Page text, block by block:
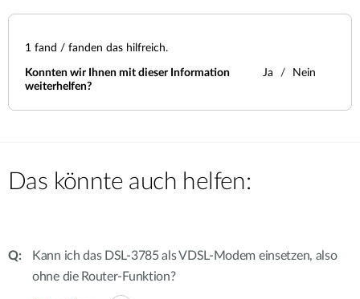
1 fand / fanden das hilfreich.
Konnten wir Ihnen mit dieser Information
weiterhelfen?
Ja Nein
Das könnte auch helfen:
Kann ich das DSL-3785 als VDSL-Modem einsetzen, also
ohne die Router-Funktion?